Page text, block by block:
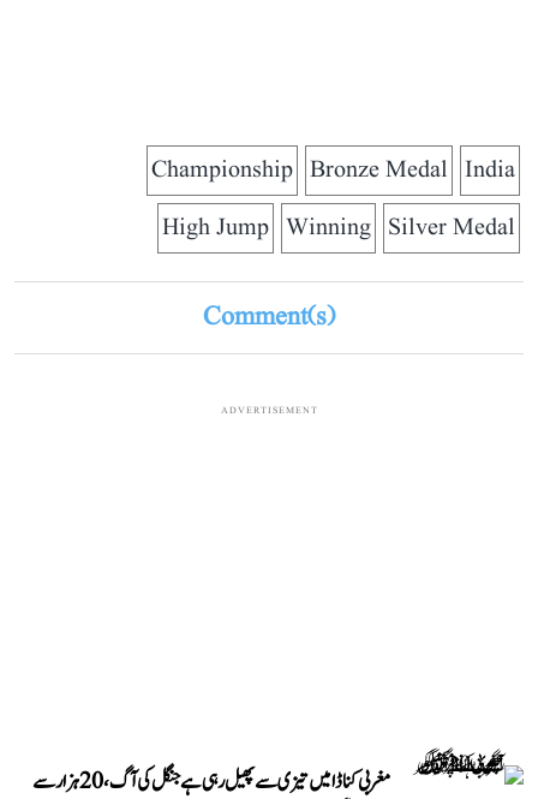
India
Bronze Medal
Championship
Silver Medal
Winning
High Jump
Comment(s)
ADVERTISEMENT
مغربی کناڈا میں تیزی سے پھیل رہی ہے جنگل کی آگ، 20 ہزار سے